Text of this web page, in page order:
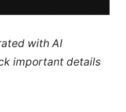
with AI
important details